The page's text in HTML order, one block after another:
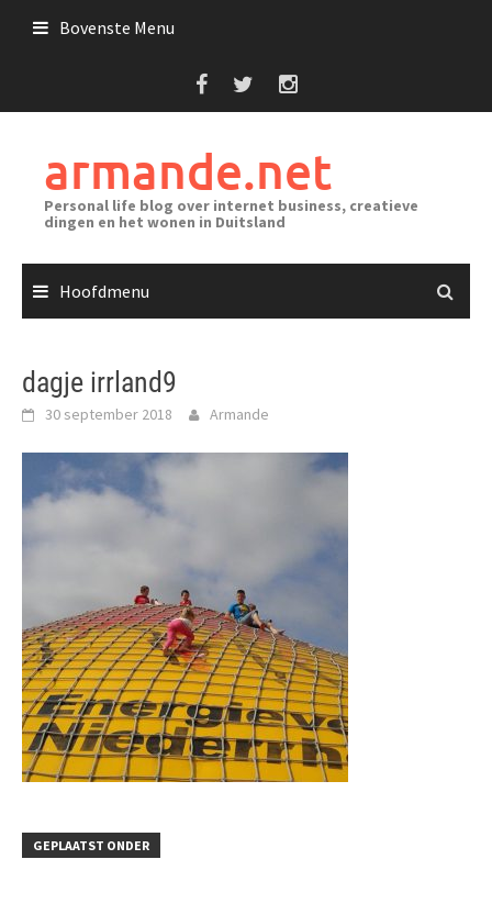
Bovenste Menu
armande.net
Personal life blog over internet business, creatieve
dingen en het wonen in Duitsland
Hoofdmenu
dagje irrland9
30 september 2018 Armande
GEPLAATST ONDER